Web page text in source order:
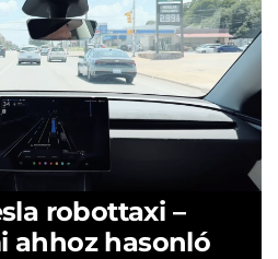
robottaxi –
ahhoz hasonló